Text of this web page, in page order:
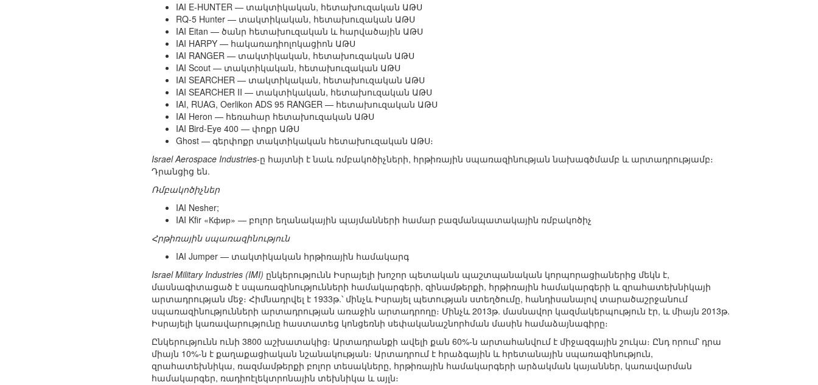
IAI E-HUNTER — տակտիկական, հետախուզական ԱԹՍ
RQ-5 Hunter — տակտիկական, հետախուզական ԱԹՍ
IAI Eitan — ծանր հետախուզական և հարվածային ԱԹՍ
IAI HARPY — հակառադիոլոկացիոն ԱԹՍ
IAI RANGER — տակտիկական, հետախուզական ԱԹՍ
IAI Scout — տակտիկական, հետախուզական ԱԹՍ
IAI SEARCHER — տակտիկական, հետախուզական ԱԹՍ
IAI SEARCHER II — տակտիկական, հետախուզական ԱԹՍ
IAI, RUAG, Oerlikon ADS 95 RANGER — հետախուզական ԱԹՍ
IAI Heron — հեռահար հետախուզական ԱԹՍ
IAI Bird-Eye 400 — փոքր ԱԹՍ
Ghost — գերփոքր տակտիկական հետախուզական ԱԹՍ։
Israel Aerospace Industries-ը հայտնի է նաև ռմբակոծիչների, հրթիռային սպառազինության նախագծմամբ և արտադրությամբ։
Դրանցից են.
Ռմբակոծիչներ
IAI Nesher;
IAI Kfir «Кфир» — բոլոր եղանակային պայմանների համար բազմանպատակային ռմբակոծիչ
Հրթիռային սպառազինություն
IAI Jumper — տակտիկական հրթիռային համակարգ
Israel Military Industries (IMI) ընկերությունն Իսրայելի խոշոր պետական պաշտպանական կորպորացիաներից մեկն է,
մասնագիտացած է սպառազինությունների համակարգերի, զինամթերքի, հրթիռային համակարգերի և զրահատեխնիկայի
արտադրության մեջ։ Հիմնադրվել է 1933թ.՝ մինչև Իսրայել պետության ստեղծումը, հանդիսանալով տարածաշրջանում
սպառազինությունների արտադրության առաջին արտադրողը։ Մինչև 2013թ. մասնավոր կազմակերպություն էր, և միայն 2013թ.
Իսրայելի կառավարությունը հաստատեց կոնցեռնի սեփականաշնորհման մասին համաձայնագիրը։
Ընկերությունն ունի 3800 աշխատակից։ Արտադրանքի ավելի քան 60%-ն արտահանվում է միջազգային շուկա։ Ընդ որում՝ դրա
միայն 10%-ն է քաղաքացիական նշանակության։ Արտադրում է հրաձգային և հրետանային սպառազինություն,
զրահատեխնիկա, ռազմամթերքի բոլոր տեսակները, հրթիռային համակարգերի արձակման կայաններ, կառավարման
համակարգեր, ռադիոէլեկտրոնային տեխնիկա և այլն։